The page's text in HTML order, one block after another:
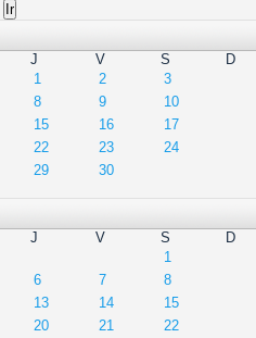
J V S
D
1
2
3
8 9
10
15 16
17
22 23
24
29 30
J V S
D
1
6 7
8
13 14
15
20 21 22